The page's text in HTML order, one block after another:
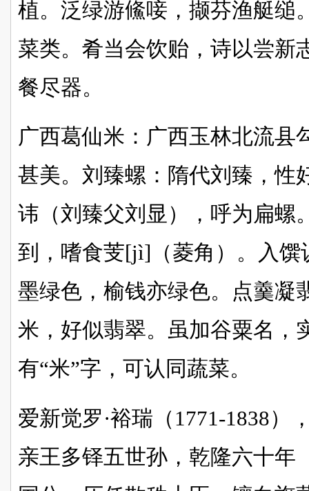
植。泛绿游鯈唼，撷芬渔艇缒
菜类。肴当会饮贻，诗以尝新
餐尽器。
广西葛仙米：广西玉林北流县
甚美。刘臻螺：隋代刘臻，性
讳（刘臻父刘显），呼为扁螺
到，‌嗜食芰‌[jì]（菱角）。入馔
墨绿色，榆钱亦绿色。点羹凝
米，好似翡翠。虽加谷粟名，
有“米”字，可认同蔬菜。
爱新觉罗·裕瑞（1771-1838）
亲王多铎五世孙，乾隆六十年